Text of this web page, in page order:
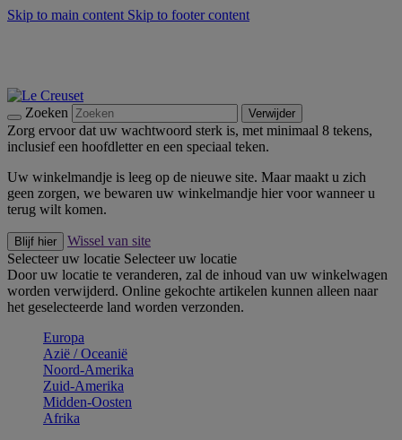
Skip to main content Skip to footer content
Zoeken Verwijder
Zorg ervoor dat uw wachtwoord sterk is, met minimaal 8 tekens,
inclusief een hoofdletter en een speciaal teken.
Uw winkelmandje is leeg op de nieuwe site. Maar maakt u zich
geen zorgen, we bewaren uw winkelmandje hier voor wanneer u
terug wilt komen.
Blijf hier
Wissel van site
Selecteer uw locatie Selecteer uw locatie
Door uw locatie te veranderen, zal de inhoud van uw winkelwagen
worden verwijderd. Online gekochte artikelen kunnen alleen naar
het geselecteerde land worden verzonden.
Europa
Aziё / Oceaniё
Noord-Amerika
Zuid-Amerika
Midden-Oosten
Afrika